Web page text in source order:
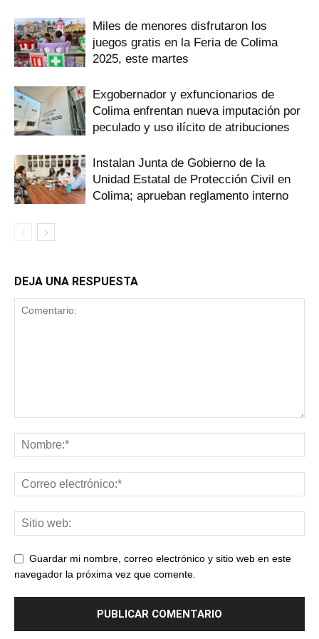
Miles de menores disfrutaron los
juegos gratis en la Feria de Colima
2025, este martes
Exgobernador y exfuncionarios de
Colima enfrentan nueva imputación por
peculado y uso ilícito de atribuciones
Instalan Junta de Gobierno de la
Unidad Estatal de Protección Civil en
Colima; aprueban reglamento interno
DEJA UNA RESPUESTA
Guardar mi nombre, correo electrónico y sitio web en este
navegador la próxima vez que comente.